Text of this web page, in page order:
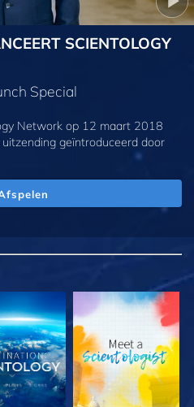
SCIENTOLOGY
Special
Network op 12 maart 2018
geïntroduceerd door